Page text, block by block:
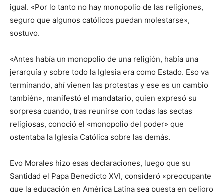
igual. «Por lo tanto no hay monopolio de las religiones,
seguro que algunos católicos puedan molestarse»,
sostuvo.
«Antes había un monopolio de una religión, había una
jerarquía y sobre todo la Iglesia era como Estado. Eso va
terminando, ahí vienen las protestas y ese es un cambio
también», manifestó el mandatario, quien expresó su
sorpresa cuando, tras reunirse con todas las sectas
religiosas, conoció el «monopolio del poder» que
ostentaba la Iglesia Católica sobre las demás.
Evo Morales hizo esas declaraciones, luego que su
Santidad el Papa Benedicto XVI, consideró «preocupante
que la educación en América Latina sea puesta en peligro